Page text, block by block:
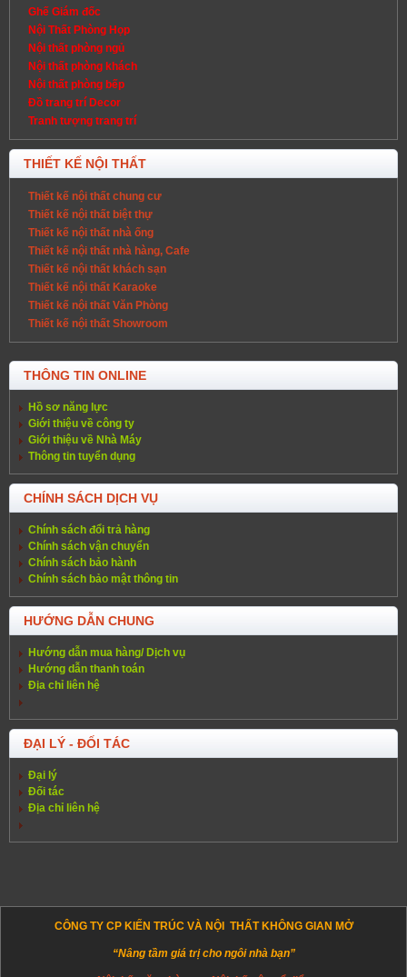
Ghế Giám đốc
Nội Thất Phòng Họp
Nội thất phòng ngủ
Nội thất phòng khách
Nội thất phòng bếp
Đồ trang trí Decor
Tranh tượng trang trí
THIẾT KẾ NỘI THẤT
Thiết kế nội thất chung cư
Thiết kế nội thất biệt thự
Thiết kế nội thất nhà ống
Thiết kế nội thất nhà hàng, Cafe
Thiết kế nội thất khách sạn
Thiết kế nội thất Karaoke
Thiết kế nội thất Văn Phòng
Thiết kế nội thất Showroom
THÔNG TIN ONLINE
Hồ sơ năng lực
Giới thiệu về công ty
Giới thiệu về Nhà Máy
Thông tin tuyển dụng
CHÍNH SÁCH DỊCH VỤ
Chính sách đổi trả hàng
Chính sách vận chuyển
Chính sách bảo hành
Chính sách bảo mật thông tin
HƯỚNG DẪN CHUNG
Hướng dẫn mua hàng/ Dịch vụ
Hướng dẫn thanh toán
Địa chỉ liên hệ
ĐẠI LÝ - ĐỐI TÁC
Đại lý
Đối tác
Địa chỉ liên hệ
CÔNG TY CP KIẾN TRÚC VÀ NỘI THẤT KHÔNG GIAN MỞ
“Nâng tầm giá trị cho ngôi nhà bạn”